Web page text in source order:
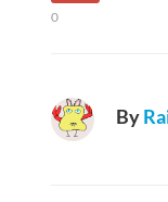
0
By